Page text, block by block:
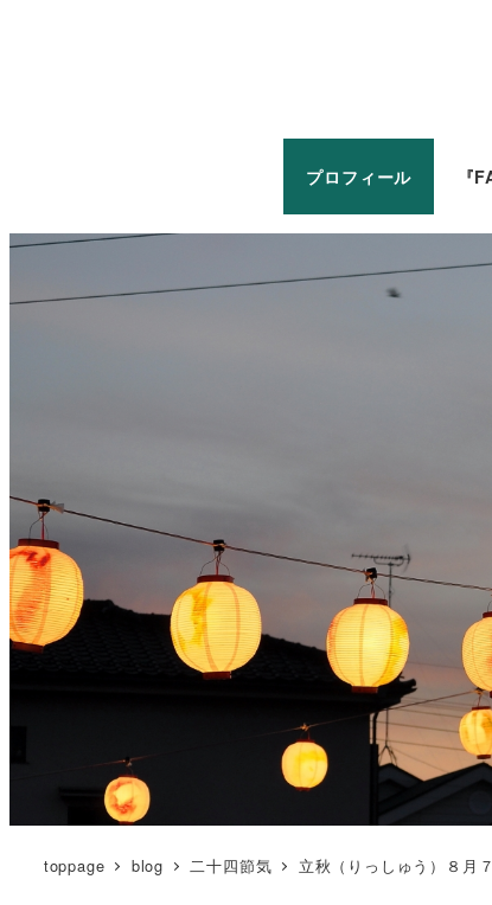
プロフィール 『
toppage blog 二十四節気 立秋（りっしゅう）８月